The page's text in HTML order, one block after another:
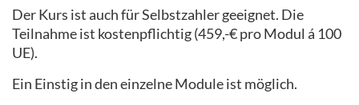
Der Kurs ist auch für Selbstzahler geeignet. Die
Teilnahme ist kostenpflichtig (459,-€ pro Modul á 100
UE).
Ein Einstig in den einzelne Module ist möglich.